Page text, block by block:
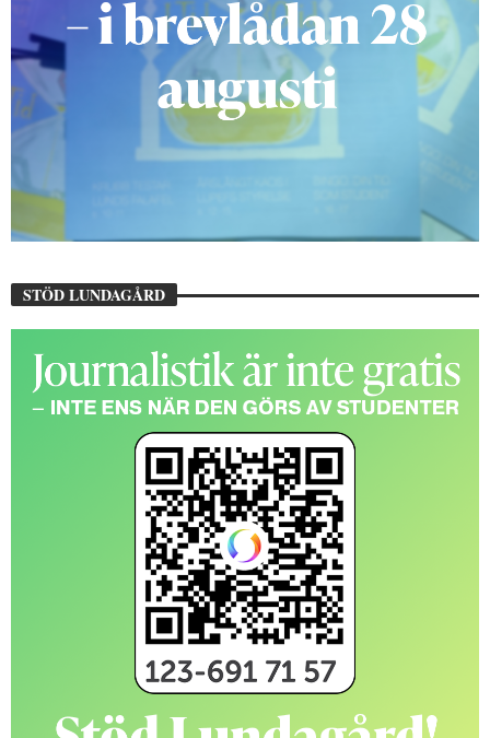
STÖD LUNDAGÅRD